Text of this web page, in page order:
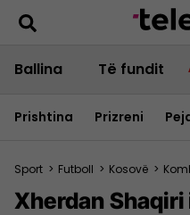
Ballina Të fundit
Prishtina Prizreni
Sport > Futboll > Kosovë >
Xherdan